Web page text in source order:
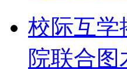
校际互
院联合